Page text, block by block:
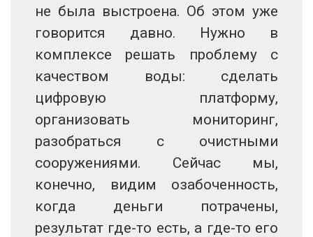
не была выстроена. Об этом уже
говорится давно. Нужно в
комплексе решать проблему с
качеством воды: сделать
цифровую платформу,
организовать мониторинг,
разобраться с очистными
сооружениями. Сейчас мы,
конечно, видим озабоченность,
когда деньги потрачены,
результат где-то есть, а где-то его